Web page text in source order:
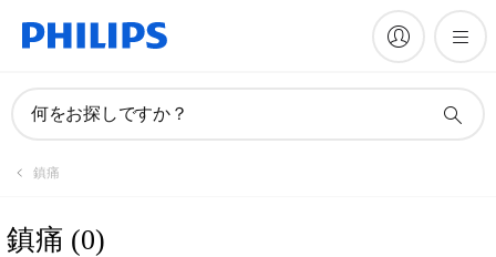
何をお探しですか？
鎮痛
鎮痛 (0)